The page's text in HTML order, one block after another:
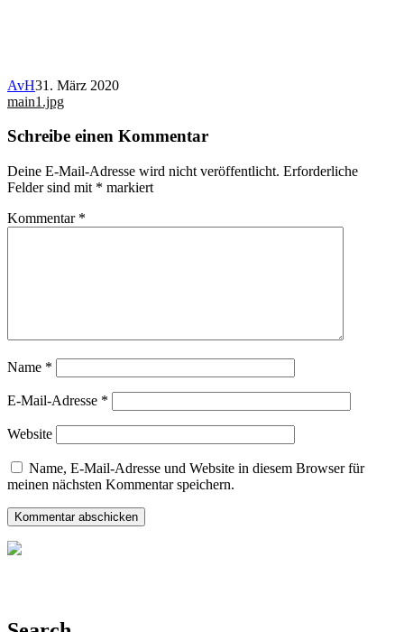
AvH31. März 2020
Beitragsnavigation
main1.jpg
Schreibe einen Kommentar
Deine E-Mail-Adresse wird nicht veröffentlicht. Erforderliche
Felder sind mit * markiert
Kommentar *
Name *
E-Mail-Adresse *
Website
Name, E-Mail-Adresse und Website in diesem Browser für
meinen nächsten Kommentar speichern.